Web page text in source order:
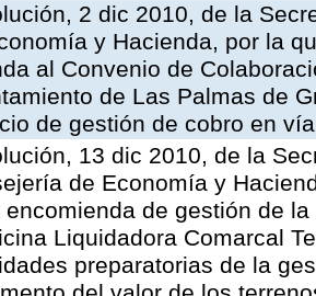
2 dic 2010, de la
y Hacienda, por la
al Convenio de
de Las Palmas de
de gestión de cobro en
13 dic 2010, de la
de Economía y
encomienda de gestión de
Liquidadora Comarcal
preparatorias de la